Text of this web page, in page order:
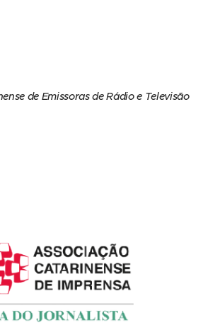
de Emissoras de Rádio e Televisão